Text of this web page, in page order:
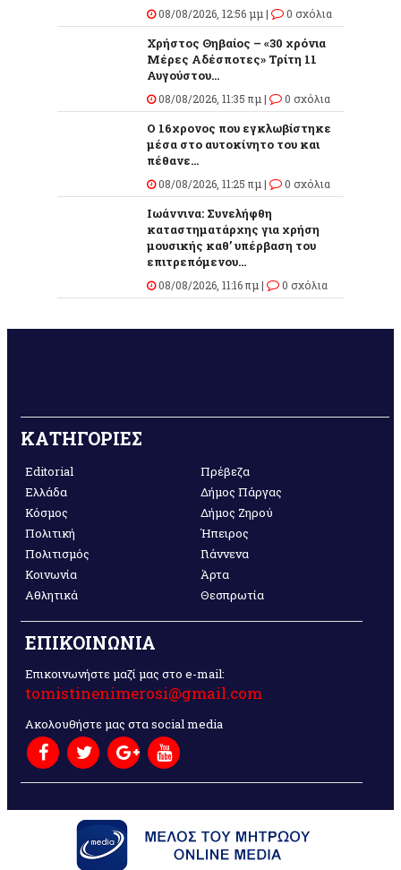
08/08/2026, 12:56 μμ | 0 σχόλια
Χρήστος Θηβαίος – «30 χρόνια
Μέρες Αδέσποτες» Τρίτη 11
Αυγούστου...
08/08/2026, 11:35 πμ | 0 σχόλια
O 16χρονος που εγκλωβίστηκε
μέσα στο αυτοκίνητο του και
πέθανε...
08/08/2026, 11:25 πμ | 0 σχόλια
Ιωάννινα: Συνελήφθη
καταστηματάρχης για χρήση
μουσικής καθ’ υπέρβαση του
επιτρεπόμενου...
08/08/2026, 11:16 πμ | 0 σχόλια
ΚΑΤΗΓΟΡΙΕΣ
Editorial
Ελλάδα
Κόσμος
Πολιτική
Πολιτισμός
Κοινωνία
Αθλητικά
Πρέβεζα
Δήμος Πάργας
Δήμος Ζηρού
Ήπειρος
Γιάννενα
Άρτα
Θεσπρωτία
ΕΠΙΚΟΙΝΩΝΙΑ
Επικοινωνήστε μαζί μας στο e-mail:
tomistinenimerosi@gmail.com
Ακολουθήστε μας στα social media